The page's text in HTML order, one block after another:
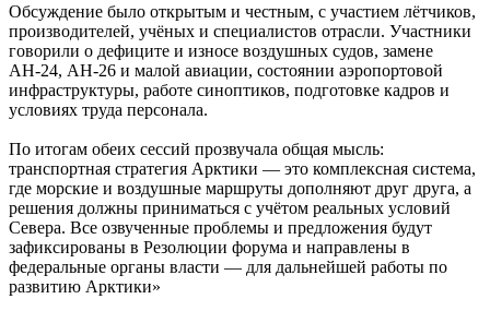
Обсуждение было открытым и честным, с участием лётчиков,
производителей, учёных и специалистов отрасли. Участники
говорили о дефиците и износе воздушных судов, замене
АН-24, АН-26 и малой авиации, состоянии аэропортовой
инфраструктуры, работе синоптиков, подготовке кадров и
условиях труда персонала.
По итогам обеих сессий прозвучала общая мысль:
транспортная стратегия Арктики — это комплексная система,
где морские и воздушные маршруты дополняют друг друга, а
решения должны приниматься с учётом реальных условий
Севера. Все озвученные проблемы и предложения будут
зафиксированы в Резолюции форума и направлены в
федеральные органы власти — для дальнейшей работы по
развитию Арктики»